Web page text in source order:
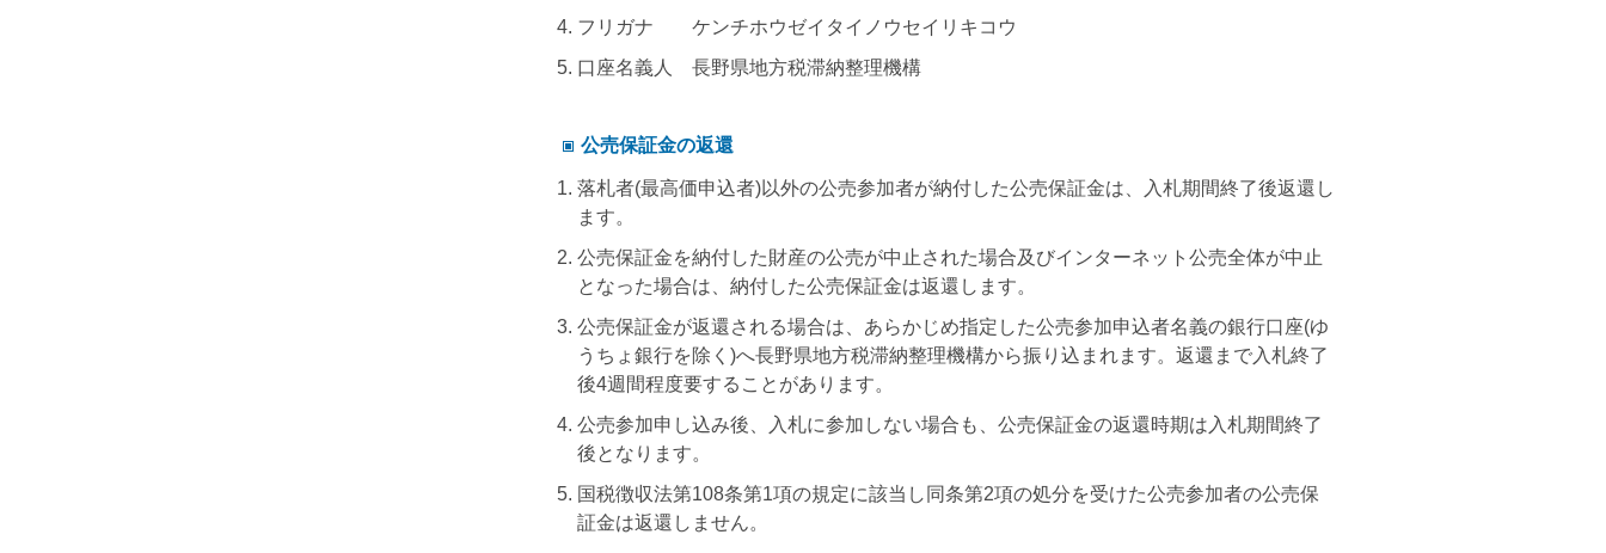
フリガナ ケンチホウゼイタイノウセイリキコウ
口座名義人 長野県地方税滞納整理機構
公売保証金の返還
落札者(最高価申込者)以外の公売参加者が納付した公売保証金は、入札期間終了後返還し
ます。
公売保証金を納付した財産の公売が中止された場合及びインターネット公売全体が中止
となった場合は、納付した公売保証金は返還します。
公売保証金が返還される場合は、あらかじめ指定した公売参加申込者名義の銀行口座(ゆ
うちょ銀行を除く)へ長野県地方税滞納整理機構から振り込まれます。返還まで入札終了
後4週間程度要することがあります。
公売参加申し込み後、入札に参加しない場合も、公売保証金の返還時期は入札期間終了
後となります。
国税徴収法第108条第1項の規定に該当し同条第2項の処分を受けた公売参加者の公売保
証金は返還しません。